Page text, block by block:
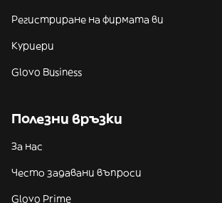
Регистриране на фирмата ви
Куриери
Glovo Business
Полезни връзки
За нас
Често задавани въпроси
Glovo Prime